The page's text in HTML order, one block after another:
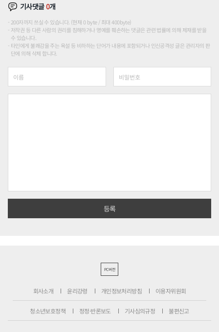
기사댓글0개
200자까지 쓰실 수 있습니다. (현재 0 byte / 최대 400byte)
저작권 등 다른 사람의 권리를 침해하거나 명예를 훼손하는 댓글은 관련 법률에 의해 제재를 받을
수 있습니다.
타인에게 불쾌감을 주는 욕설 등 비하하는 단어가 내용에 포함되거나 인신공격성 글은 관리자의 판
단에 의해 삭제 합니다.
PC버전
회사소개 윤리강령 개인정보처리방침 이용자위원회
청소년보호정책 정정·반론보도 기사심의규정 불편신고